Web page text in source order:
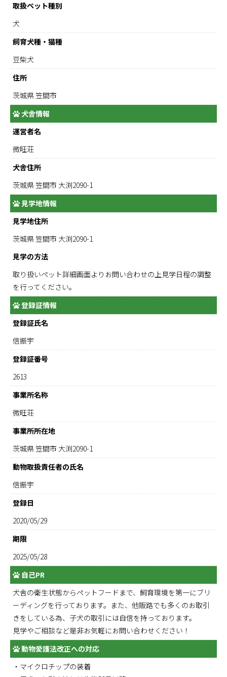
取扱ペット種別
犬
飼育犬種・猫種
豆柴犬
住所
茨城県 笠間市
犬舎情報
運営者名
微旺荘
犬舎住所
茨城県 笠間市 大渕2090-1
見学地情報
見学地住所
茨城県 笠間市 大渕2090-1
見学の方法
取り扱いペット詳細画面よりお問い合わせの上見学日程の調整
を行ってください。
登録証情報
登録証氏名
信振宇
登録証番号
2613
事業所名称
微旺荘
事業所所在地
茨城県 笠間市 大渕2090-1
動物取扱責任者の氏名
信振宇
登録日
2020/05/29
期限
2025/05/28
自己PR
犬舎の衛生状態からペットフードまで、飼育環境を第一にブリ
ーディングを行っております。また、他販路でも多くのお取引
きをしている為、子犬の取引には自信を持っております。
見学やご相談など是非お気軽にお問い合わせください！
動物愛護法改正への対応
・マイクロチップの装着